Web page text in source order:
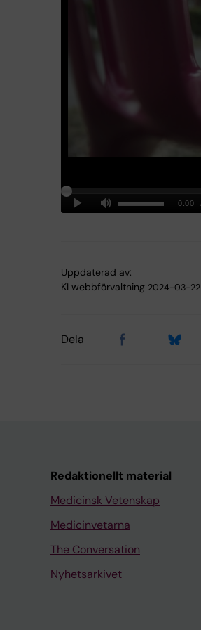
Uppdaterad av:
KI webbförvaltning 2024-03-22
Dela
Redaktionellt material
Medicinsk Vetenskap
Medicinvetarna
The Conversation
Nyhetsarkivet